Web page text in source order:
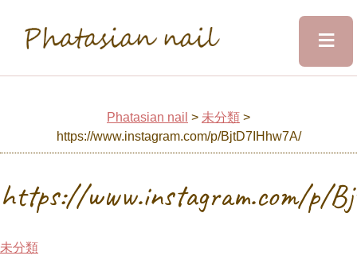
≡
Phatasian nail > 未分類 >
https://www.instagram.com/p/BjtD7IHhw7A/
https://www.instagram.com/p/
未分類